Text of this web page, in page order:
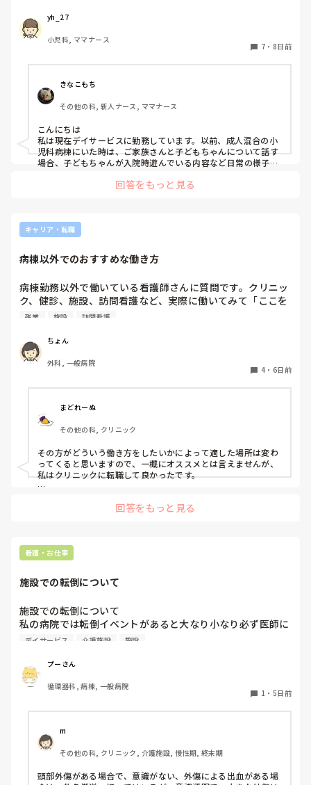
なかったのですが、転職して悩むことが増えました。自分で
伝えられない子ども多いので施設での様子を伝えようとして
も緊張して言葉がうまくでてきません。
コツや気をつけていることがあれば教えていただきたいで
yh_27
小児科, ママナース
7 ・ 8日前
きなこもち
その他の科, 新人ナース, ママナース
こんにちは
私は現在デイサービスに勤務しています。以前、成人混合の小
児科病棟にいた時は、ご家族さんと子どもちゃんについて話す
場合、子どもちゃんが入院時遊んでいる内容など日常の様子を
んその時の容態にはよりますが、、、。ご家族さんは心配なさ
回答をもっと見る
キャリア・転職
病棟以外でのおすすめな働き方
病棟勤務以外で働いている看護師さんに質問です。クリニッ
ク、健診、施設、訪問看護など、実際に働いてみて「ここを
選んで良かった」と思う職場はありますか？仕事内容や残業
残業 施設 訪問看護
ちょん
外科, 一般病院
4 ・ 6日前
まどれーぬ
その他の科, クリニック
その方がどういう働き方をしたいかによって適した場所は変わ
ってくると思いますので、一概にオススメとは言えませんが、
私はクリニックに転職して良かったです。
で、日勤のみの働き方ができるところを求めました。
日勤のみの働き方になってから、体調はすこぶる良好です
(•̀ω•́)⸝ި ʕᦏ⌎
としました。
お休みの取りやすさは、クリニックの規模によって異なると思
います。
大きなところであれば、その分スタッフの数が多いですし、シ
人数が多いところは比較的お休みも取りやすいのではないかと
思います。
私はシフト制は嫌なので、曜日固定のところを選ぶようにして
スタッフ数も少ないところがほとんどでした。
必要最低限の人員しかいないので、誰か一人でも休まれたら困
るという状況のため、お休みが取りやすい環境ではなかったで
回答をもっと見る
看護・お仕事
施設での転倒について
施設での転倒について
私の病院では転倒イベントがあると大なり小なり必ず医師に
報告するルールになっています。
観察になります。
施設ではそう簡単に検査はできないと思いますが、どのよう
に対応されていますか？
たいです。
デイサービス 介護施設 施設
プーさん
循環器科, 病棟, 一般病院
1 ・ 5日前
m
その他の科, クリニック, 介護施設, 慢性期, 終末期
頭部外傷がある場合で、意識がない、外傷による出血がある場